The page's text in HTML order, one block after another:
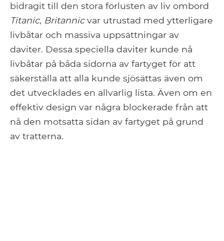
bidragit till den stora förlusten av liv ombord
Titanic, Britannicvar utrustad med ytterligare
livbåtar och massiva uppsättningar av
daviter. Dessa speciella daviter kunde nå
livbåtar på båda sidorna av fartyget för att
säkerställa att alla kunde sjösättas även om
det utvecklades en allvarlig lista. Även om en
effektiv design var några blockerade från att
nå den motsatta sidan av fartyget på grund
av tratterna.